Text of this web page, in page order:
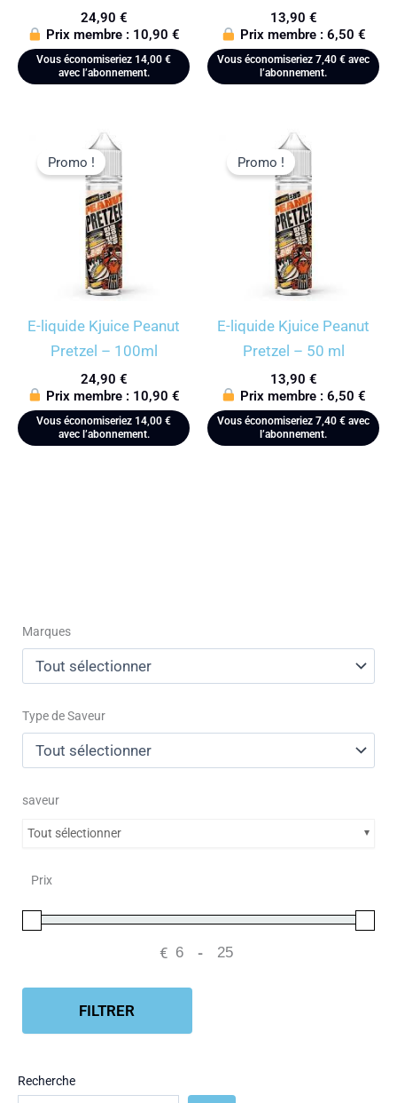
Marques
Type de Saveur
saveur
Tout sélectionner
Prix
€ Minimum Price
-Maximum Price
FILTRER
Recherche
24,90 €
Prix membre : 10,90€
Vous économiseriez 14,00 €
avec l’abonnement.
13,90 €
Prix membre : 6,50 €
Vous économiseriez 7,40 € avec
l’abonnement.
Promo !
E-liquide Kjuice Peanut
Pretzel – 100ml
24,90 €
Prix membre : 10,90€
Vous économiseriez 14,00 €
avec l’abonnement.
Promo !
E-liquide Kjuice Peanut
Pretzel – 50 ml
13,90 €
Prix membre : 6,50 €
Vous économiseriez 7,40 € avec
l’abonnement.